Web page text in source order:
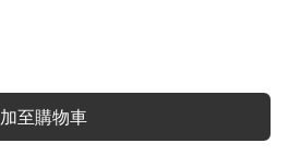
加至購物車